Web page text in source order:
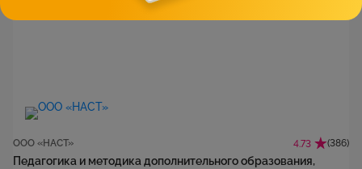
ООО «НАСТ» 4.73 (386)
Педагогика и методика дополнительного образования,